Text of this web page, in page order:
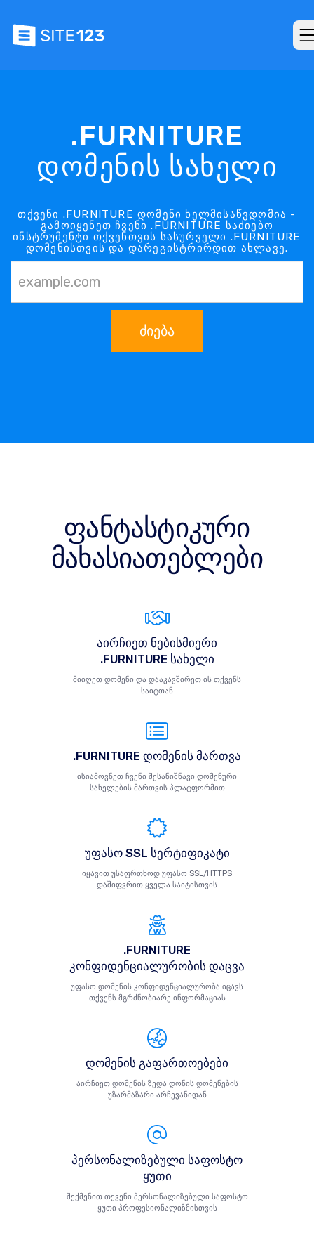
.FURNITURE
დომენის სახელი
თქვენი .FURNITURE დომენი ხელმისაწვდომია -
გამოიყენეთ ჩვენი .FURNITURE საძიებო
ინსტრუმენტი თქვენთვის სასურველი .FURNITURE
დომენისთვის და დარეგისტრირდით ახლავე.
ძიება
ფანტასტიკური
მახასიათებლები
აირჩიეთ ნებისმიერი
.FURNITURE სახელი
მიიღეთ დომენი და დააკავშირეთ ის თქვენს
საიტთან
.FURNITURE დომენის მართვა
ისიამოვნეთ ჩვენი შესანიშნავი დომენური
სახელების მართვის პლატფორმით
უფასო SSL სერტიფიკატი
იყავით უსაფრთხოდ უფასო SSL/HTTPS
დაშიფვრით ყველა საიტისთვის
.FURNITURE
კონფიდენციალურობის დაცვა
უფასო დომენის კონფიდენციალურობა იცავს
თქვენს მგრძნობიარე ინფორმაციას
დომენის გაფართოებები
აირჩიეთ დომენის ზედა დონის დომენების
უზარმაზარი არჩევანიდან
პერსონალიზებული საფოსტო
ყუთი
შექმენით თქვენი პერსონალიზებული საფოსტო
ყუთი პროფესიონალიზმისთვის